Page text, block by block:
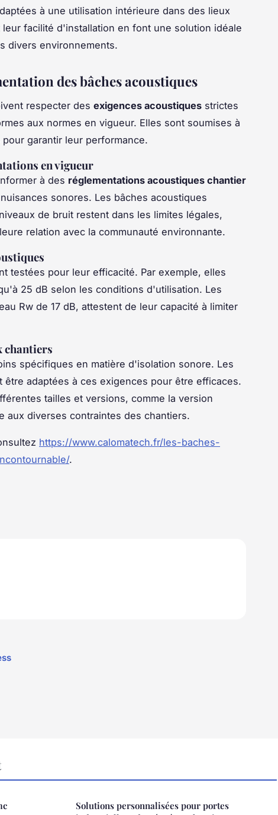
à une utilisation intérieure dans des lieux
leur facilité d'installation en font une solution idéale
divers environnements.
des bâches acoustiques
respecter des exigences acoustiques strictes
aux normes en vigueur. Elles sont soumises à
garantir leur performance.
en vigueur
à des réglementations acoustiques chantier
sonores. Les bâches acoustiques
de bruit restent dans les limites légales,
relation avec la communauté environnante.
testées pour leur efficacité. Par exemple, elles
25 dB selon les conditions d'utilisation. Les
Rw de 17 dB, attestent de leur capacité à limiter
chantiers
spécifiques en matière d'isolation sonore. Les
être adaptées à ces exigences pour être efficaces.
tailles et versions, comme la version
aux diverses contraintes des chantiers.
https://www.calomatech.fr/les-baches-
.
Solutions personnalisées pour portes